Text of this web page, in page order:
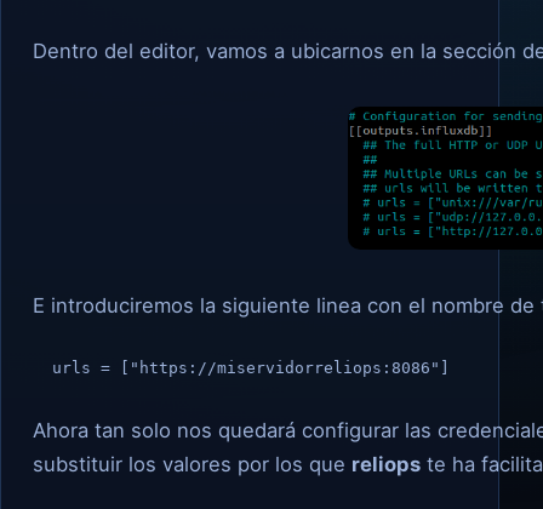
Dentro del editor, vamos a ubicarnos en la sección
E introduciremos la siguiente linea con el nombre
  urls = ["https://miservidorreliops:8086"]
Ahora tan solo nos quedará configurar las
substituir los valores por los que reliopste ha